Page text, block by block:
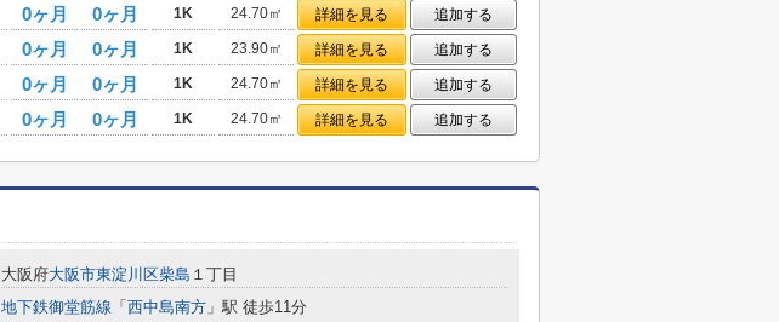
0ヶ月 0ヶ月 1K 24.70㎡ 詳細を見る
追加する
0ヶ月 0ヶ月 1K 23.90㎡ 詳細を見る
追加する
0ヶ月 0ヶ月 1K 24.70㎡ 詳細を見る
追加する
0ヶ月 0ヶ月 1K 24.70㎡ 詳細を見る 追加する
大阪府大阪市東淀川区柴島 １丁目
地下鉄御堂筋線 「 西中島南方 」駅 徒歩11分